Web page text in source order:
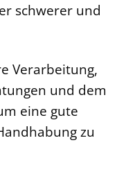
schwerer und
Verarbeitung,
und dem
eine gute
zu